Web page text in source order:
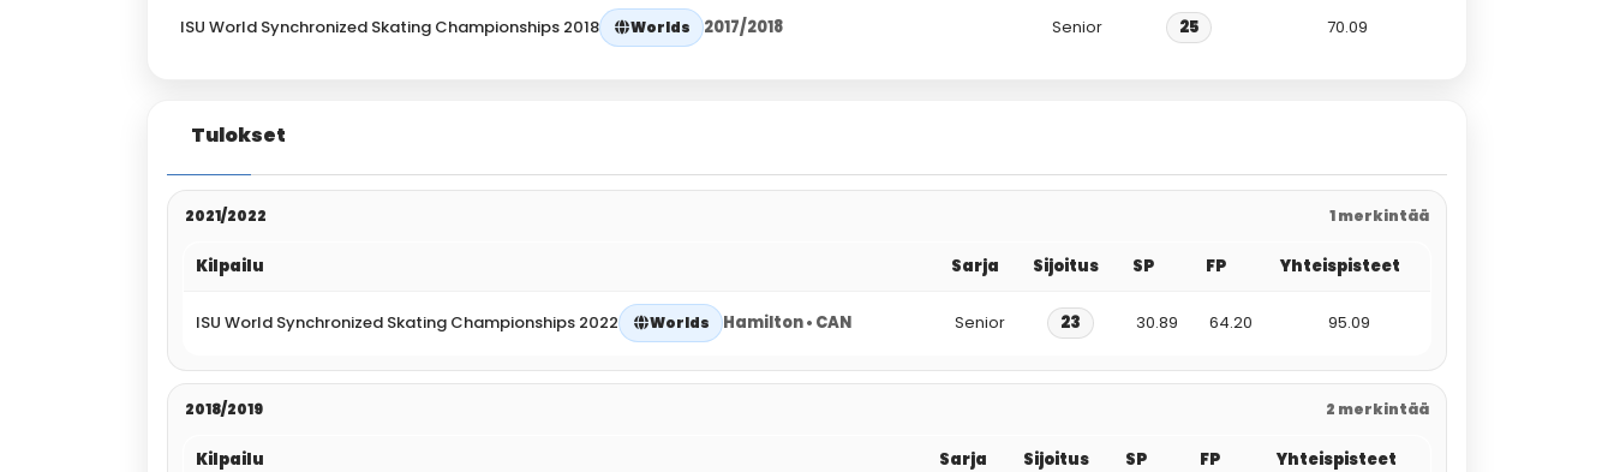
ISU World Synchronized Skating Championships 2018 Worlds 2017/2018 Senior 25 70.09
Tulokset
2021/2022 1 merkintää
Kilpailu Sarja Sijoitus SP FP Yhteispisteet
ISU World Synchronized Skating Championships 2022 Worlds Hamilton • CAN Senior 23 30.89 64.20 95.09
2018/2019 2 merkintää
Kilpailu Sarja Sijoitus SP FP Yhteispisteet